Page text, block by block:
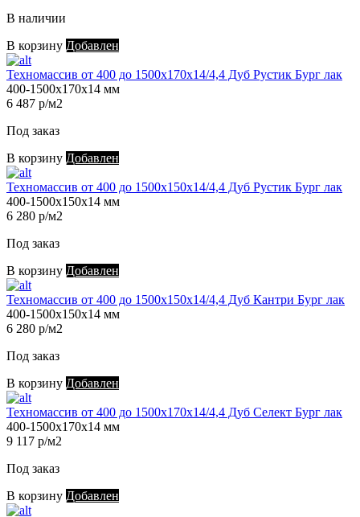
В наличии
В корзину Добавлен
Техномассив от 400 до 1500х170х14/4,4 Дуб Рустик Бург лак
400-1500х170х14 мм
6 487 р/м2
Под заказ
В корзину Добавлен
Техномассив от 400 до 1500х150х14/4,4 Дуб Рустик Бург лак
400-1500х150х14 мм
6 280 р/м2
Под заказ
В корзину Добавлен
Техномассив от 400 до 1500х150х14/4,4 Дуб Кантри Бург лак
400-1500х150х14 мм
6 280 р/м2
Под заказ
В корзину Добавлен
Техномассив от 400 до 1500х170х14/4,4 Дуб Селект Бург лак
400-1500х170х14 мм
9 117 р/м2
Под заказ
В корзину Добавлен